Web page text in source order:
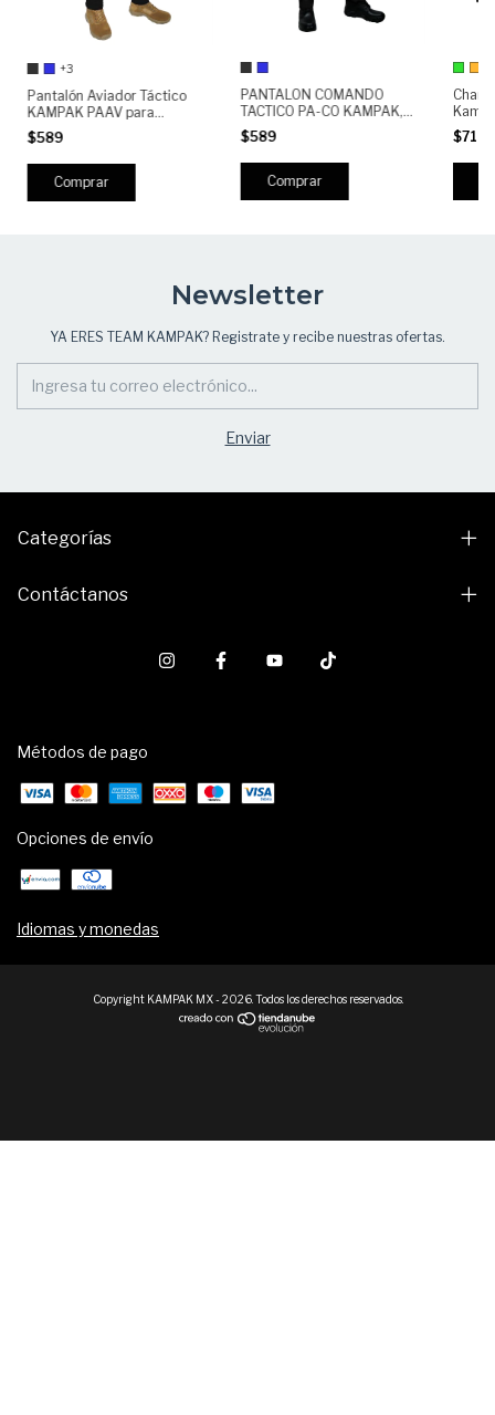
+3
Pantalón Aviador Táctico
KAMPAK PAAV para
Hombre | Militar
Multibolsillos | Resistente,
Cómodo y RIPSTOP |
Trabajo y Outdoor,
$589
Comprar
PANTALON COMANDO
TACTICO PA-CO KAMPAK,
SEMIREPELENTE,
ANTIDESGARRE
$589
Comprar
$719
Newsletter
YA ERES TEAM KAMPAK? Registrate y recibe nuestras ofertas.
Categorías
Contáctanos
Métodos de pago
Opciones de envío
Idiomas y monedas
Copyright KAMPAK MX - 2026. Todos los derechos reservados.